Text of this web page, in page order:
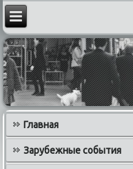
Главная
Зарубежные события